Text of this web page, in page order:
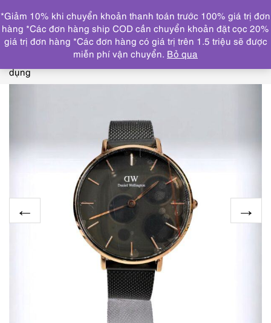
DANH MỤC
Trang chủ ĐỒNG HỒ
2145-Đồng hồ nữ-Daniel
Wellington Classic E32R1 women’s watch-Mới/Chưa sử
dụng
*Giảm 10% khi chuyển khoản thanh toán trước 100% giá trị đơn
hàng *Các đơn hàng ship COD cần chuyển khoản đặt cọc 20%
giá trị đơn hàng *Các đơn hàng có giá trị trên 1.5 triệu sẽ được
miễn phí vận chuyển. Bỏ qua